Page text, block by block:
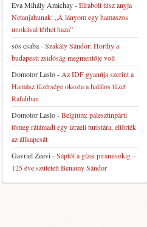
Eva Mihály Amichay-Elrabolt túsz anyja
Netanjahunak: „A lányom egy hamaszos
unokával térhet haza”
sós csaba-Szakály Sándor: Horthy a
budapesti zsidóság megmentője volt
Domotor Laslo- Az IDF gyanúja szerint a
Hamász tüzérsége okozta a halálos tüzet
Rafahban
Domotor Laslo-Belgium: palesztinpárti
tömeg rátámadt egy izraeli turistára, eltörték
az állkapcsát
Gavriel Zeevi-Sáptól a gízai piramisokig –
125 éve született Benamy Sándor